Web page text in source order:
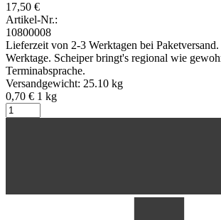
17,50 €
Artikel-Nr.:
10800008
Lieferzeit von 2-3 Werktagen bei
Werktage. Scheiper bringt's regional wie
Terminabsprache.
Versandgewicht: 25.10 kg
0,70 € 1 kg